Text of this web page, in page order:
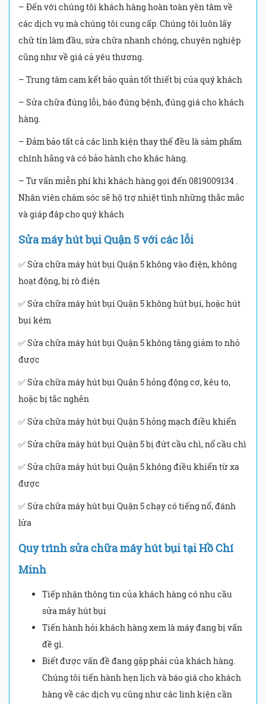
– Đến với chúng tôi khách hàng hoàn toàn yên tâm về
các dịch vụ mà chúng tôi cung cấp. Chúng tôi luôn lấy
chữ tín làm đầu, sửa chữa nhanh chóng, chuyên nghiệp
cũng như về giá cả yêu thương.
– Trung tâm cam kết bảo quản tốt thiết bị của quý khách
– Sửa chữa đúng lỗi, báo đúng bệnh, đúng giá cho khách
hàng.
– Đảm bảo tất cả các linh kiện thay thế đều là sảm phẩm
chính hãng và có bảo hành cho khác hàng.
– Tư vấn miễn phí khi khách hàng gọi đến 0819009134 .
Nhân viên chăm sóc sẽ hộ trợ nhiệt tình những thắc mắc
và giáp đáp cho quý khách
Sửa máy hút bụi Quận 5 với các lỗi
✅ Sửa chữa máy hút bụi Quận 5 không vào điện, không
hoạt động, bị rò điện
✅ Sửa chữa máy hút bụi Quận 5 không hút bụi, hoặc hút
bụi kém
✅ Sửa chữa máy hút bụi Quận 5 không tăng giảm to nhỏ
được
✅ Sửa chữa máy hút bụi Quận 5 hỏng động cơ, kêu to,
hoặc bị tắc nghẽn
✅ Sửa chữa máy hút bụi Quận 5 hỏng mạch điều khiển
✅ Sửa chữa máy hút bụi Quận 5 bị đứt cầu chì, nổ cầu chì
✅ Sửa chữa máy hút bụi Quận 5 không điều khiển từ xa
được
✅ Sửa chữa máy hút bụi Quận 5 chạy có tiếng nổ, đánh
lửa
Quy trình sửa chữa máy hút bụi tại Hồ Chí
Minh
Tiếp nhận thông tin của khách hàng có nhu cầu
sửa máy hút bụi
Tiến hành hỏi khách hàng xem là máy đang bị vấn
đề gì.
Biết được vấn đề đang gặp phải của khách hàng.
Chúng tôi tiến hành hẹn lịch và báo giá cho khách
hàng về các dịch vụ cũng như các linh kiện cần